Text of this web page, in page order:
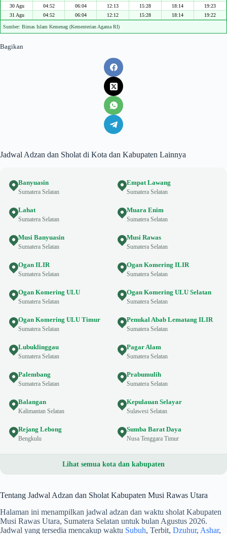
30 Agu
04:52 06:04 12:13 15:28 18:14
19:23
31 Agu
04:52 06:04 12:12 15:28 18:14 19:22
Sumber: Bimas Islam Kemenag (Kementerian Agama RI)
Bagikan
Jadwal Adzan dan Sholat di Kota dan Kabupaten Lainnya
Banyuasin
Sumatera Selatan
Empat Lawang
Sumatera Selatan
Lahat
Sumatera Selatan
Muara Enim
Sumatera Selatan
Musi Banyuasin
Sumatera Selatan
Musi Rawas
Sumatera Selatan
Ogan ILIR
Sumatera Selatan
Ogan Komering ILIR
Sumatera Selatan
Ogan Komering ULU
Sumatera Selatan
Ogan Komering ULU Selatan
Sumatera Selatan
Ogan Komering ULU Timur
Sumatera Selatan
Penukal Abab Lematang ILIR
Sumatera Selatan
Lubuklinggau
Sumatera Selatan
Pagar Alam
Sumatera Selatan
Palembang
Sumatera Selatan
Prabumulih
Sumatera Selatan
Balangan
Kalimantan Selatan
Kepulauan Selayar
Sulawesi Selatan
Rejang Lebong
Bengkulu
Sumba Barat Daya
Nusa Tenggara Timur
Lihat semua kota dan kabupaten
Tentang Jadwal Adzan dan Sholat Kabupaten Musi Rawas Utara
Halaman ini menampilkan jadwal adzan dan waktu sholat Kabupaten
Musi Rawas Utara, Sumatera Selatan untuk bulan Agustus 2026.
Jadwal yang tersedia mencakup waktu Subuh, Terbit, Dzuhur, Ashar,